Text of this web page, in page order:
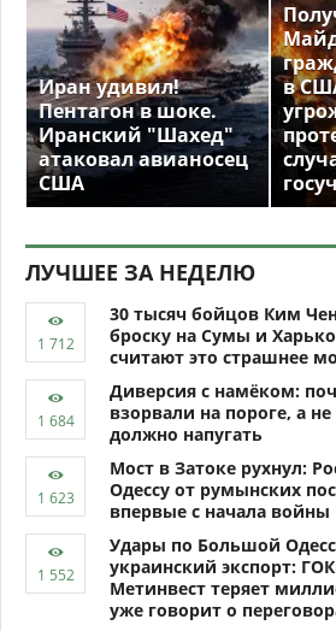
Иран удивил!
Пентагон в шоке.
Иранский "Шахед"
атаковал авианосец
США
в
ЛУЧШЕЕ ЗА НЕДЕЛЮ
30 тысяч бойцов Ким
броску на Сумы и
считают это страшнее
Диверсия с намёком:
взорвали на пороге, а
должно напугать
Мост в Затоке рухнул:
Одессу от румынских
впервые с начала войны
Удары по Большой
украинский экспорт:
Метинвест теряет
уже говорит о